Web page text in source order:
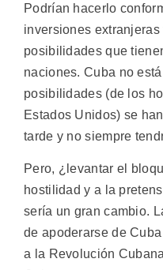
Podrían hacerlo
inversiones
posibilidades que
naciones. Cuba no
posibilidades (de los
Estados Unidos) se
tarde y no siempre
Pero, ¿levantar el
hostilidad y a la
sería un gran cambio.
de apoderarse de
a la Revolución